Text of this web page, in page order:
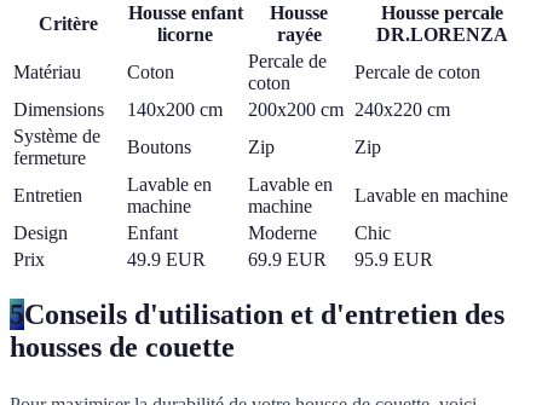
Critère
Housse enfant
licorne
Housse
rayée
Housse percale
DR.LORENZA
Matériau
Coton
Percale de
coton
Percale de coton
Dimensions
140x200 cm 200x200 cm 240x220 cm
Système de
fermeture
Boutons Zip Zip
Entretien
Lavable en
machine
Lavable en
machine
Lavable en machine
Design
Enfant Moderne
Chic
Prix
49.9 EUR 69.9 EUR 95.9 EUR
5Conseils d'utilisation et d'entretien des
housses de couette